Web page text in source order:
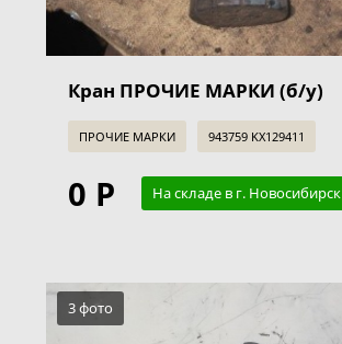
Кран ПРОЧИЕ МАРКИ (б/у)
ПРОЧИЕ МАРКИ 943759 KX129411
0 Р На складе в г. Новосибирск
3 фото